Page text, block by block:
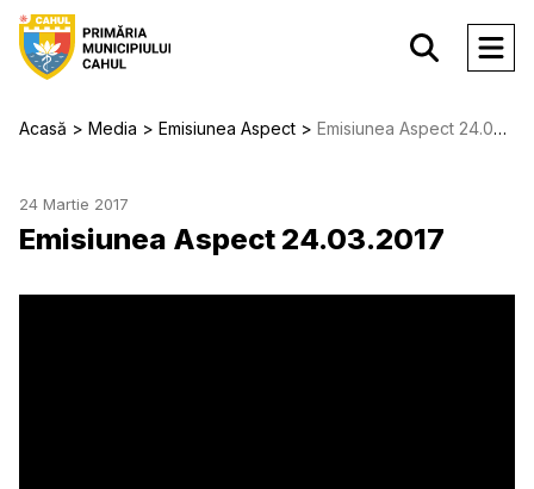
Acasă Media Emisiunea Aspect Emisiunea Aspect 24.03.2017
24 Martie 2017
Emisiunea Aspect 24.03.2017